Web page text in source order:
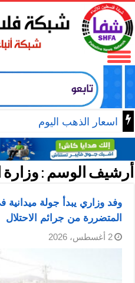
اسعار الذهب اليوم
أرشيف الوسم : وزارة
وفد وزاري يبدأ جولة
المتضررة من جرائم الاحتلال
2 أغسطس، 2026